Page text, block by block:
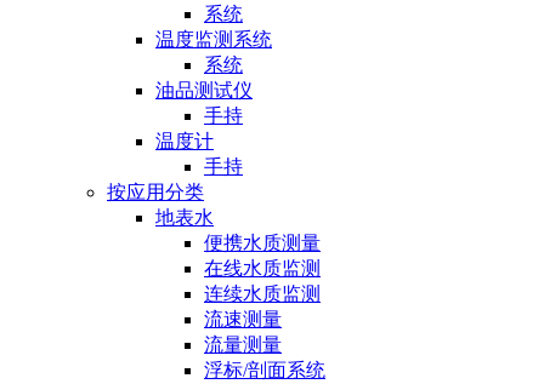
系统
温度监测系统
系统
油品测试仪
手持
温度计
手持
按应用分类
地表水
便携水质测量
在线水质监测
连续水质监测
流速测量
流量测量
浮标/剖面系统